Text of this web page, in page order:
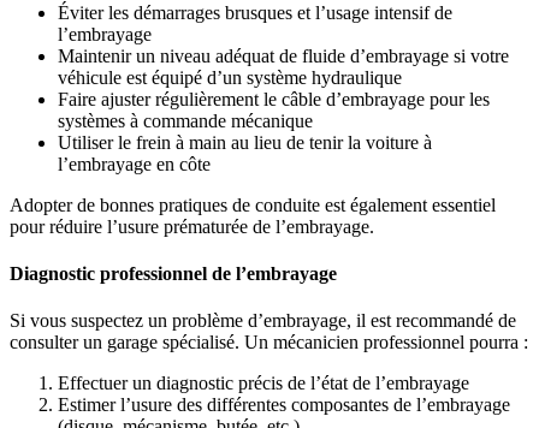
Éviter les démarrages brusques et l’usage intensif de
l’embrayage
Maintenir un niveau adéquat de fluide d’embrayage si votre
véhicule est équipé d’un système hydraulique
Faire ajuster régulièrement le câble d’embrayage pour les
systèmes à commande mécanique
Utiliser le frein à main au lieu de tenir la voiture à
l’embrayage en côte
Adopter de bonnes pratiques de conduite est également essentiel
pour réduire l’usure prématurée de l’embrayage.
Diagnostic professionnel de l’embrayage
Si vous suspectez un problème d’embrayage, il est recommandé de
consulter un garage spécialisé. Un mécanicien professionnel pourra :
Effectuer un diagnostic précis de l’état de l’embrayage
Estimer l’usure des différentes composantes de l’embrayage